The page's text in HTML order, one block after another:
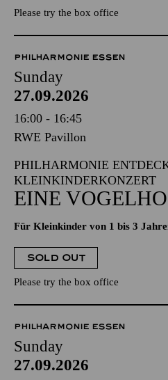
Please try the box office
PHILHARMONIE ESSEN
Sunday
27.09.2026
16:00 - 16:45
RWE Pavillon
PHILHARMONIE
KLEINKINDERKONZERT
EINE
Für Kleinkinder von 1 bis 3
SOLD OUT
Please try the box office
PHILHARMONIE ESSEN
Sunday
27.09.2026